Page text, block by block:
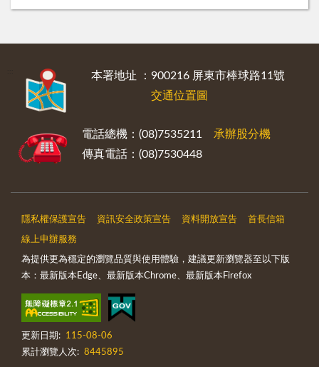
本署地址 ：900216 屏東市棒球路11號
交通位置圖
電話總機：(08)7535211 承辦股分機
傳真電話：(08)7530448
隱私權保護宣告 資訊安全政策宣告 資料開放宣告 首長信箱
線上申辦服務
為提供更為穩定的瀏覽品質與使用體驗，建議更新瀏覽器至以下版
本：最新版本Edge、最新版本Chrome、最新版本Firefox
更新日期:
115-08-06
累計瀏覽人次: 8445895